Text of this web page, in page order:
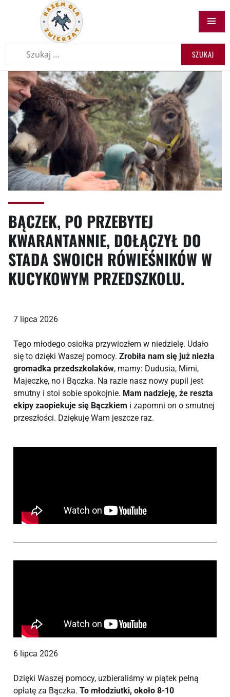
RAZEM DLA
ZWIERZĄT.PL
BĄCZEK, PO PRZEBYTEJ
KWARANTANNIE, DOŁĄCZYŁ DO
STADA SWOICH RÓWIEŚNIKÓW W
KUCYKOWYM PRZEDSZKOLU.
7 lipca 2026
Tego młodego osiołka przywiozłem w niedzielę. Udało
się to dzięki Waszej pomocy. Zrobiła nam się już niezła
gromadka przedszkolaków, mamy: Dudusia, Mimi,
Majeczkę, no i Bączka. Na razie nasz nowy pupil jest
smutny i stoi sobie spokojnie. Mam nadzieję, że reszta
ekipy zaopiekuje się Bączkiem i zapomni on o smutnej
przeszłości. Dziękuję Wam jeszcze raz.
6 lipca 2026
Dzięki Waszej pomocy, uzbieraliśmy w piątek pełną
opłatę za Bączka. To młodziutki, około 8-10